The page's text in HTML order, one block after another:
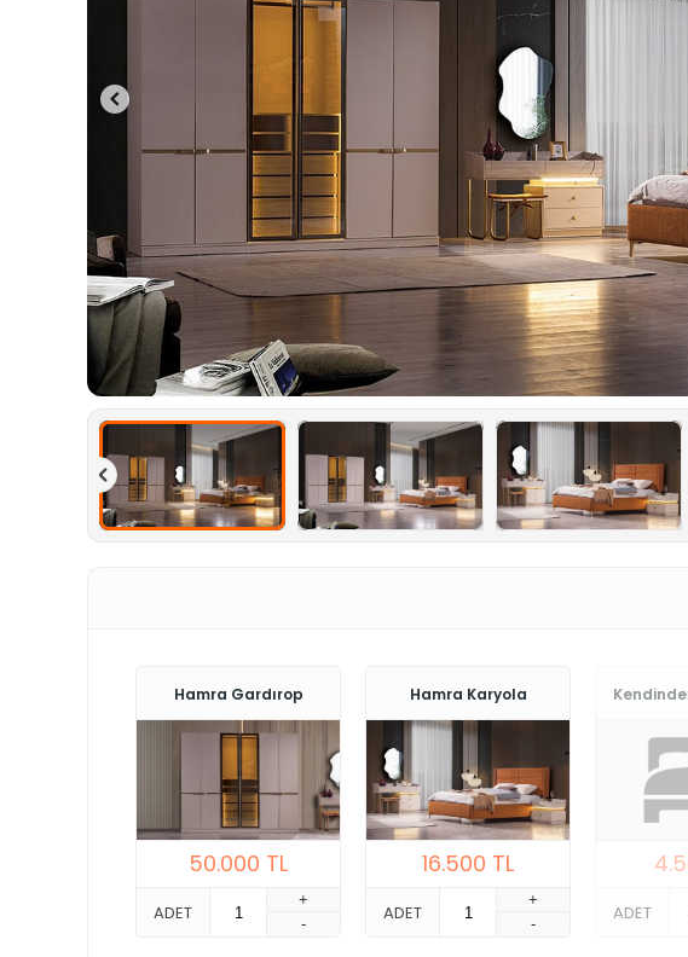
Hamra Gardırop
50.000 TL
ADET
+
-
Hamra Karyola
16.500 TL
ADET
+
-
ADET